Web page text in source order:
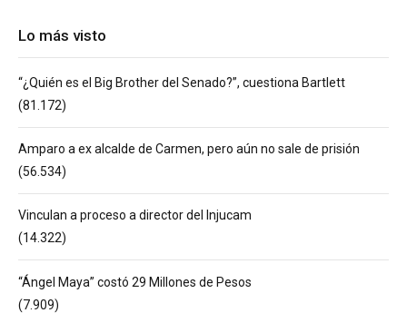
Lo más visto
“¿Quién es el Big Brother del Senado?”, cuestiona Bartlett
(81.172)
Amparo a ex alcalde de Carmen, pero aún no sale de prisión
(56.534)
Vinculan a proceso a director del Injucam
(14.322)
“Ángel Maya” costó 29 Millones de Pesos
(7.909)